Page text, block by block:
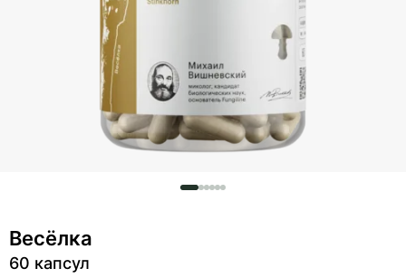
Весёлка
60 капсул